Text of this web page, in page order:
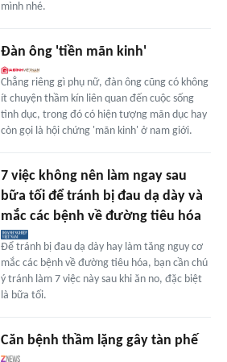
mình nhé.
Đàn ông 'tiền mãn kinh'
Chẳng riêng gì phụ nữ, đàn ông cũng có không
ít chuyện thầm kín liên quan đến cuộc sống
tình dục, trong đó có hiện tượng mãn dục hay
còn gọi là hội chứng 'mãn kinh' ở nam giới.
7 việc không nên làm ngay sau
bữa tối để tránh bị đau dạ dày và
mắc các bệnh về đường tiêu hóa
Để tránh bị đau dạ dày hay làm tăng nguy cơ
mắc các bệnh về đường tiêu hóa, bạn cần chú
ý tránh làm 7 việc này sau khi ăn no, đặc biệt
là bữa tối.
Căn bệnh thầm lặng gây tàn phế